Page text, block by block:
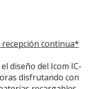
continua*
diseño del Icom IC-
disfrutando con